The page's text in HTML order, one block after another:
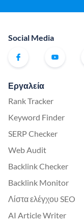
Social Media
Εργαλεία
Rank Tracker
Keyword Finder
SERP Checker
Web Audit
Backlink Checker
Backlink Monitor
Λίστα ελέγχου SEO
AI Article Writer